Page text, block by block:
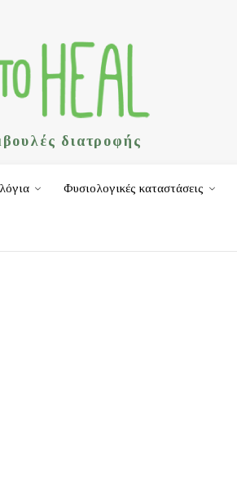
διατροφής
Φυσιολογικές καταστάσεις